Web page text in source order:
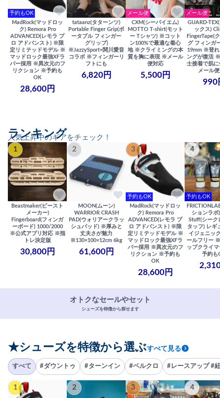
予約もOK
MadRock(マッドロッ
ク) Remora Pro
ADVANCED(レモラ プ
ロ アドバンスト) ※限
定リミテッドモデル ※
マッドロック最強XFラ
バー採用 ※異次元のフ
リクション ※予約も
OK
28,600円
tataanz(タターンツ)
Portable Finger Grip(ポ
ータブル フィンガー
グリップ)
※JazzySport×関川愛音
コラボ ※フィンガーリ
フトにも
6,820円
メール便
CXM(シーバイエム)
MOTTO T-shirt(モット
ー Tシャツ) ※コット
ン100%で最適な着心
地 ※クライミングの本
質を胸に表現 ※メール
便対応
5,500円
メール便
GUARD-
ックス)
FingerTape(
グ フィンガ
19mm ※登れ
ングが復活
士接着で肌
メール
990
人気上昇中のギアをチェック！
ランキング
1
Beastmaker(ビースト
メーカー)
Fingerboard(フィンガ
ーボード) 1000/2000
※公式アプリ対応 ※指
トレ決定版
30,800円
2
MOON(ムーン)
WARRIOR CRASH
PAD(ウォリアークラッ
シュパッド) ※厚みと
丈夫さが魅力
※130×100×12cm 6kg
61,600円
3
予約もOK
MadRock(マッドロッ
ク) Remora Pro
ADVANCED(レモラ プ
ロ アドバンスト) ※限
定リミテッドモデル ※
マッドロック最強XFラ
バー採用 ※異次元のフ
リクション ※予約も
OK
28,600円
4
予約もOK
ションラボ
Stuff(シーク
タッフ) レギ
イジェニッ
ールフリー
ップクライ
予約も
オトクなセールやセット
シューズを特徴から探せます
★シューズを特徴から選ぶすべて見る
すべて #ダウントゥ #ターンイン #ベルクロ #レースアップ #
1 2 3 4